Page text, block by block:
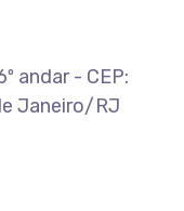
andar - CEP:
Janeiro/RJ